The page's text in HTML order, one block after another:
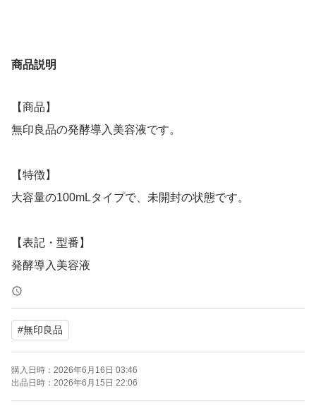
商品説明
【商品】
無印良品の発酵導入美容液です。
【特徴】
大容量の100mLタイプで、未開封の状態です。
【表記・型番】
発酵導入美容液
BOOSTER SERUM
100mL
よろしくお願いいたします。
#無印良品
購入日時： 2026年6月16日 03:46
出品日時： 2026年6月15日 22:06